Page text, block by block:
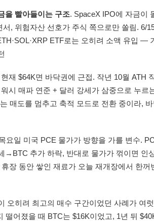
을 빨아들이는 구조. SpaceX IPO에 자금이
, 위험자산 선호가 주식 쪽으로만 쏠림. 6/
ETF로는 오히려 소액 유입 —
재 $64K면 바닥권에 근접. 작년 10월 ATH
시 매파 연준 + 달러 강세가 삼중으로 누르
는 매도를 멈추고 축적 모드로 전환 중이라,
요일 미국 PCE 물가가 방향을 가를 변수.
→BTC 추가 하락, 반대로 물가가 꺾이면 인
장 동안 쌓인 재료가 오늘 재개장에서 한꺼
오히려 최고의 매수 구간이었던 사례가 여
떨어졌을 때 BTC는 $16K이었고, 1년 뒤